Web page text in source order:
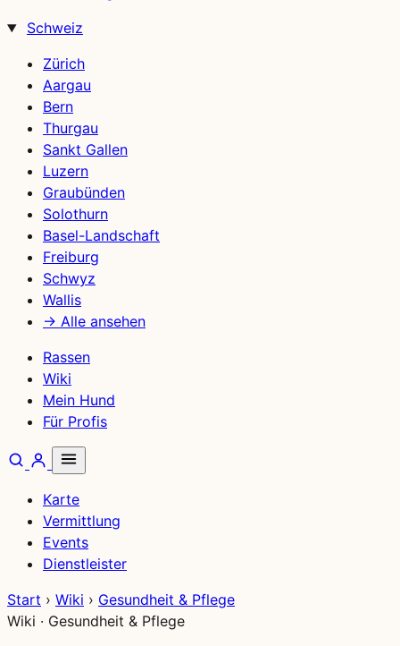
Schweiz
Zürich
Aargau
Bern
Thurgau
Sankt Gallen
Luzern
Graubünden
Solothurn
Basel-Landschaft
Freiburg
Schwyz
Wallis
→ Alle ansehen
Rassen
Wiki
Mein Hund
Für Profis
Karte
Vermittlung
Events
Dienstleister
Start › Wiki › Gesundheit & Pflege
Wiki · Gesundheit & Pflege